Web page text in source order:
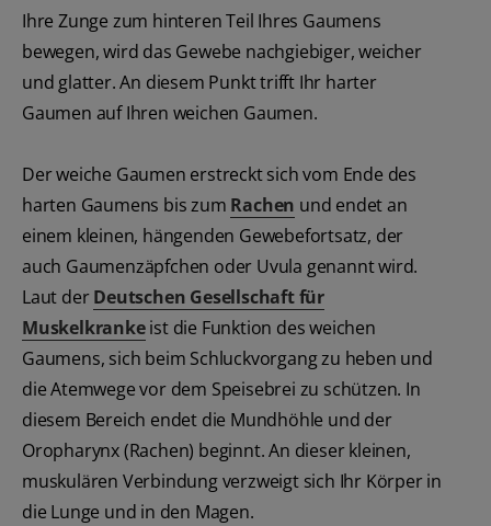
Ihre Zunge zum hinteren Teil Ihres Gaumens
bewegen, wird das Gewebe nachgiebiger, weicher
und glatter. An diesem Punkt trifft Ihr harter
Gaumen auf Ihren weichen Gaumen.
Der weiche Gaumen erstreckt sich vom Ende des
harten Gaumens bis zum Rachen und endet an
einem kleinen, hängenden Gewebefortsatz, der
auch Gaumenzäpfchen oder Uvula genannt wird.
Laut derDeutschen Gesellschaft für
Muskelkrankeist die Funktion des weichen
Gaumens, sich beim Schluckvorgang zu heben und
die Atemwege vor dem Speisebrei zu schützen. In
diesem Bereich endet die Mundhöhle und der
Oropharynx (Rachen) beginnt. An dieser kleinen,
muskulären Verbindung verzweigt sich Ihr Körper in
die Lunge und in den Magen.